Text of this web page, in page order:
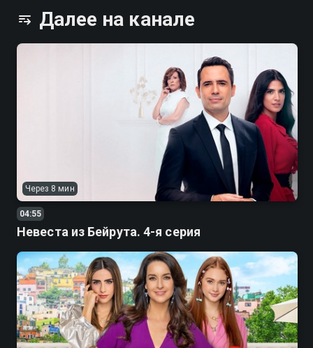
Далее на канале
Через 8 мин
04:55
Невеста из Бейрута. 4-я серия